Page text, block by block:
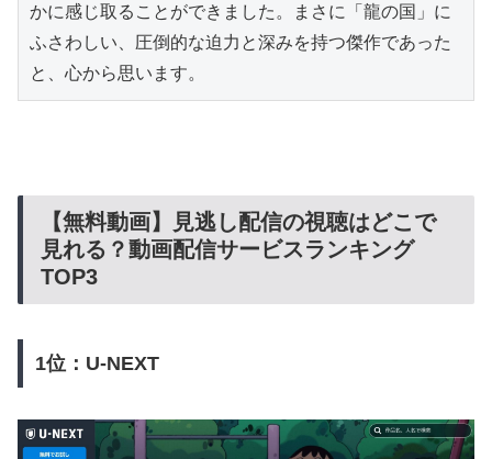
かに感じ取ることができました。まさに「龍の国」に
ふさわしい、圧倒的な迫力と深みを持つ傑作であった
と、心から思います。
【無料動画】見逃し配信の視聴はどこで
見れる？動画配信サービスランキング
TOP3
1位：U-NEXT